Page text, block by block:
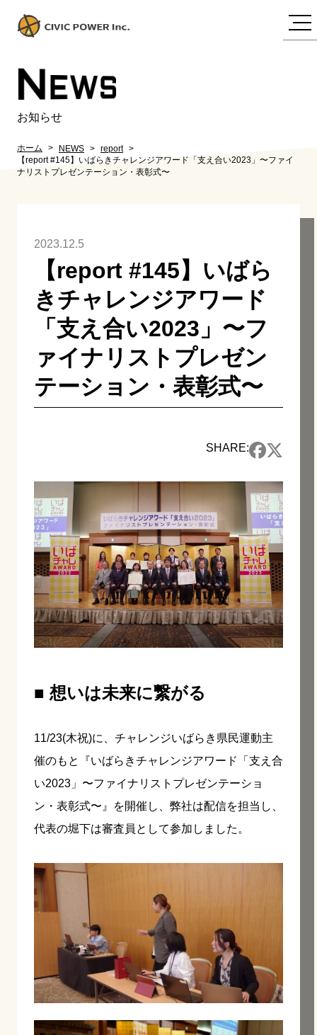
NEWS
お知らせ
ホーム NEWS
report
【report #145】いばらきチャレンジアワード「支え合い2023」〜ファイ
ナリストプレゼンテーション・表彰式〜
2023.12.5
【report #145】いばら
きチャレンジアワード
「支え合い2023」〜フ
ァイナリストプレゼン
テーション・表彰式〜
SHARE:
■ 想いは未来に繋がる
11/23(木祝)に、チャレンジいばらき県民運動主
催のもと『いばらきチャレンジアワード「支え合
い2023」〜ファイナリストプレゼンテーショ
ン・表彰式〜』を開催し、弊社は配信を担当し、
代表の堀下は審査員として参加しました。